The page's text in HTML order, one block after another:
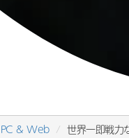
PC & Web 世界一即戦力